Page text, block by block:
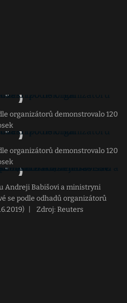
organizátorů demonstrovalo 120
organizátorů demonstrovalo 120
Andreji Babišovi a ministryni
se podle odhadů organizátorů
Zdroj: Reuters